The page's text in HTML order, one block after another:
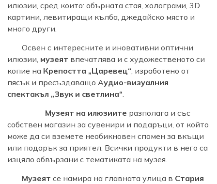
илюзии, сред които: обърната стая, холограми, 3D
картини, левитиращи кълба, джедайско място и
много други.
Освен с интересните и иновативни оптични
илюзии, музеят впечатлява и с художественото си
копие на Крепостта „Царевец“, изработено от
пясък и пресъздаващо Аудио-визуалния
спектакъл „Звук и светлина“.
Музеят на илюзиите разполага и със
собствен магазин за сувенири и подаръци, от който
може да си вземете необикновен спомен за вкъщи
или подарък за приятел. Всички продукти в него са
изцяло обвързани с тематиката на музея.
Музеят се намира на главната улица в Стария